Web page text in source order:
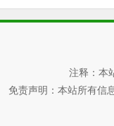
注释：本
免责声明：本站所有信